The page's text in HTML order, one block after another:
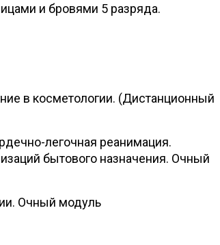
и бровями 5 разряда.
в косметологии. (Дистанционный
легочная реанимация.
бытового назначения. Очный
Очный модуль